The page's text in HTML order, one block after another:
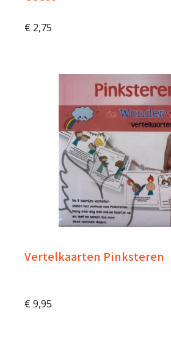
€ 2,75
Vertelkaarten Pinksteren
€ 9,95